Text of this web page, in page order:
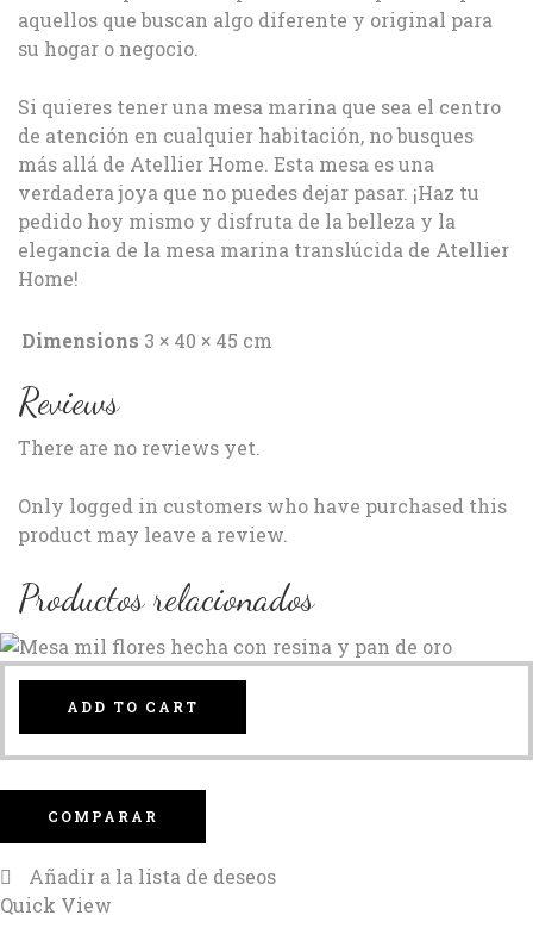
aquellos que buscan algo diferente y original para
su hogar o negocio.
Si quieres tener una mesa marina que sea el centro
de atención en cualquier habitación, no busques
más allá de Atellier Home. Esta mesa es una
verdadera joya que no puedes dejar pasar. ¡Haz tu
pedido hoy mismo y disfruta de la belleza y la
elegancia de la mesa marina translúcida de Atellier
Home!
Dimensions 3 × 40 × 45 cm
Reviews
There are no reviews yet.
Only logged in customers who have purchased this
product may leave a review.
Productos relacionados
ADD TO CART
COMPARAR
Añadir a la lista de deseos
Quick View